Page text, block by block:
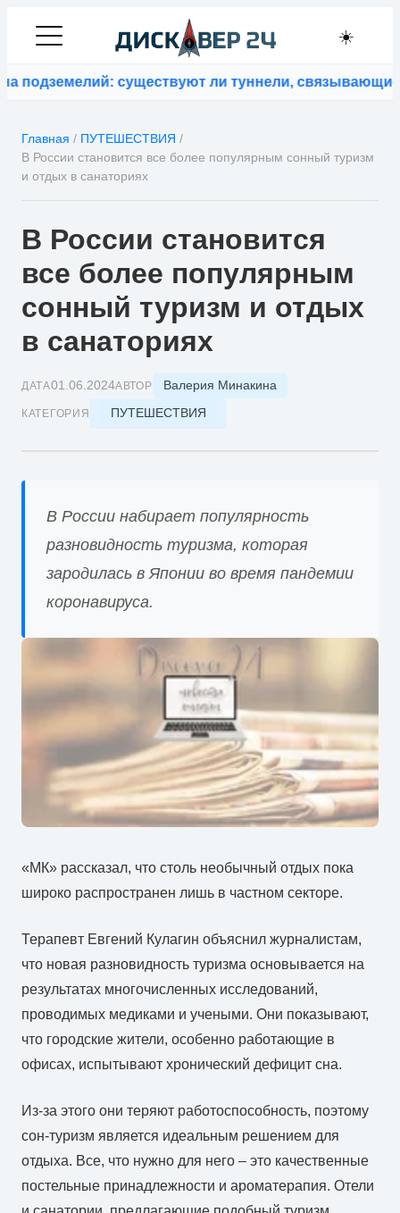
☀️
существуют ли туннели, связывающие
Главная / ПУТЕШЕСТВИЯ /
В России становится все более популярным сонный туризм
и отдых в санаториях
В России становится
все более популярным
сонный туризм и отдых
в санаториях
ДАТА01.06.2024АВТОР Валерия Минакина
КАТЕГОРИЯ ПУТЕШЕСТВИЯ
В России набирает популярность
разновидность туризма, которая
зародилась в Японии во время пандемии
коронавируса.
«МК» рассказал, что столь необычный отдых пока
широко распространен лишь в частном секторе.
Терапевт Евгений Кулагин объяснил журналистам,
что новая разновидность туризма основывается на
результатах многочисленных исследований,
проводимых медиками и учеными. Они показывают,
что городские жители, особенно работающие в
офисах, испытывают хронический дефицит сна.
Из-за этого они теряют работоспособность, поэтому
сон-туризм является идеальным решением для
отдыха. Все, что нужно для него – это качественные
постельные принадлежности и ароматерапия. Отели